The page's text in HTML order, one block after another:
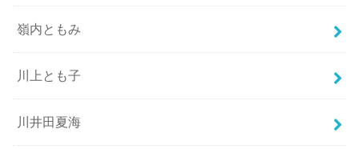
嶺内ともみ
川上とも子
川井田夏海